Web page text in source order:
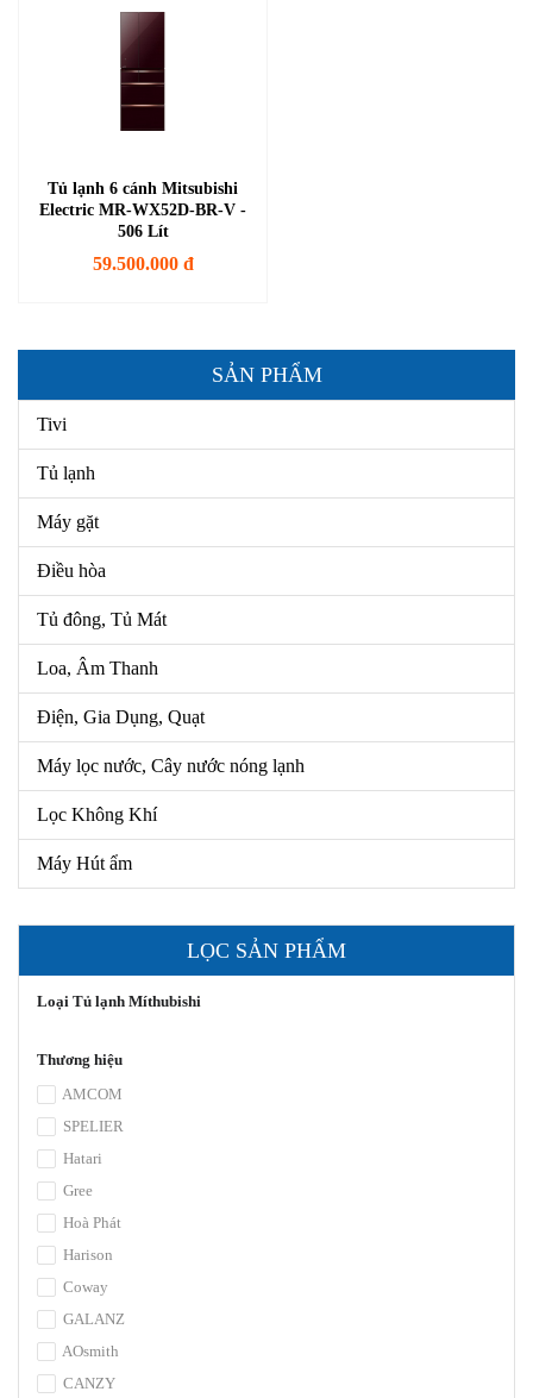
Tủ lạnh 6 cánh Mitsubishi
Electric MR-WX52D-BR-V -
506 Lít
59.500.000 đ
SẢN PHẨM
Tivi
Tủ lạnh
Máy gặt
Điều hòa
Tủ đông, Tủ Mát
Loa, Âm Thanh
Điện, Gia Dụng, Quạt
Máy lọc nước, Cây nước nóng lạnh
Lọc Không Khí
Máy Hút ẩm
LỌC SẢN PHẨM
Loại Tủ lạnh Míthubishi
Thương hiệu
AMCOM
SPELIER
Hatari
Gree
Hoà Phát
Harison
Coway
GALANZ
AOsmith
CANZY